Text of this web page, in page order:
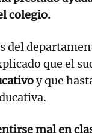
colegio.
del
que el
y que
mal en